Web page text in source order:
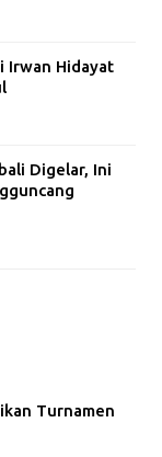
Irwan Hidayat
Digelar, Ini
Turnamen